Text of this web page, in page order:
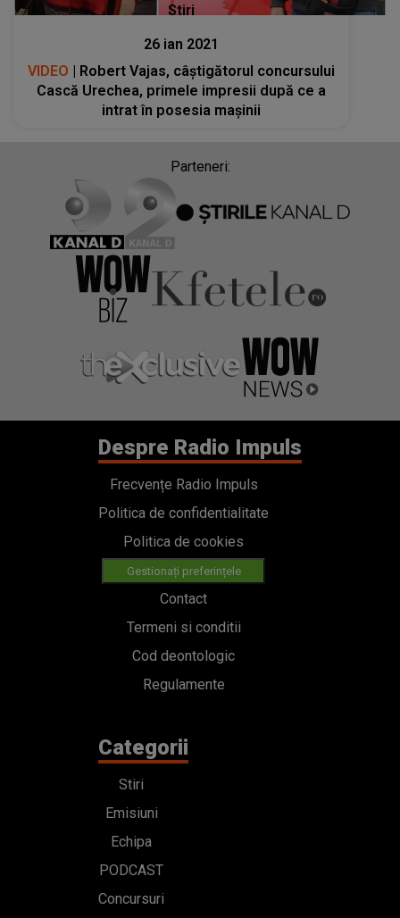
Stiri
26 ian 2021
VIDEO | Robert Vajas, câștigătorul concursului
Cască Urechea, primele impresii după ce a
intrat în posesia mașinii
Parteneri:
Despre Radio Impuls
Frecvențe Radio Impuls
Politica de confidentialitate
Politica de cookies
Gestionați preferințele
Contact
Termeni si conditii
Cod deontologic
Regulamente
Categorii
Stiri
Emisiuni
Echipa
PODCAST
Concursuri